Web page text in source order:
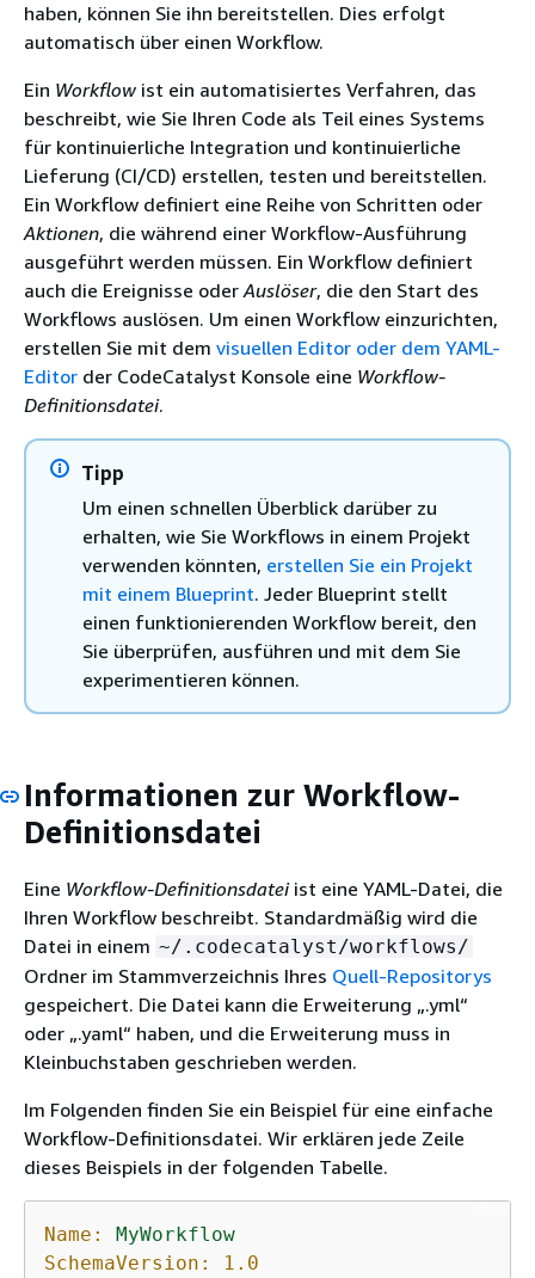
haben, können Sie ihn bereitstellen. Dies erfolgt
automatisch über einen Workflow.
Ein Workflow ist ein automatisiertes Verfahren, das
beschreibt, wie Sie Ihren Code als Teil eines Systems
für kontinuierliche Integration und kontinuierliche
Lieferung (CI/CD) erstellen, testen und bereitstellen.
Ein Workflow definiert eine Reihe von Schritten oder
Aktionen, die während einer Workflow-Ausführung
ausgeführt werden müssen. Ein Workflow definiert
auch die Ereignisse oderAuslöser, die den Start des
Workflows auslösen. Um einen Workflow einzurichten,
erstellen Sie mit dem visuellen Editor oder dem YAML-
Editor der CodeCatalyst Konsole eine Workflow-
Definitionsdatei.
Tipp
Um einen schnellen Überblick darüber zu
erhalten, wie Sie Workflows in einem Projekt
verwenden könnten, erstellen Sie ein Projekt
mit einem Blueprint. Jeder Blueprint stellt
einen funktionierenden Workflow bereit, den
Sie überprüfen, ausführen und mit dem Sie
experimentieren können.
Informationen zur Workflow-
Definitionsdatei
Eine Workflow-Definitionsdateiist eine YAML-Datei, die
Ihren Workflow beschreibt. Standardmäßig wird die
Datei in einem ~/.codecatalyst/workflows/
Ordner im Stammverzeichnis Ihres Quell-Repositorys
gespeichert. Die Datei kann die Erweiterung „.yml“
oder „.yaml“ haben, und die Erweiterung muss in
Kleinbuchstaben geschrieben werden.
Im Folgenden finden Sie ein Beispiel für eine einfache
Workflow-Definitionsdatei. Wir erklären jede Zeile
dieses Beispiels in der folgenden Tabelle.
Name:
MyWorkflow
SchemaVersion:
1.0